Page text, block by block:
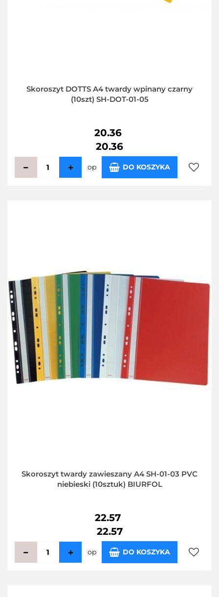
Skoroszyt DOTTS A4 twardy wpinany czarny
(10szt) SH-DOT-01-05
20.36
20.36
op DO KOSZYKA
Skoroszyt twardy zawieszany A4 SH-01-03 PVC
niebieski (10sztuk) BIURFOL
22.57
22.57
op DO KOSZYKA